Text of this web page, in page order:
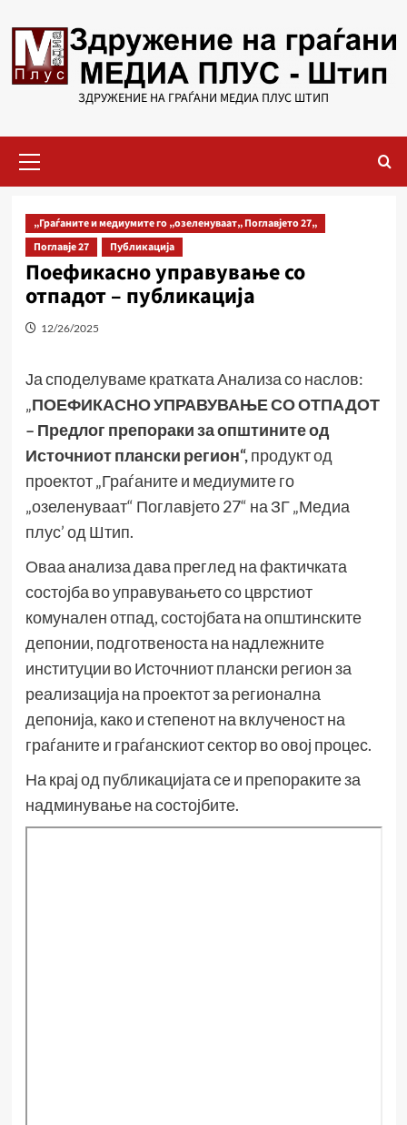
to
content
ЗДРУЖЕНИЕ НА ГРАЃАНИ МЕДИА ПЛУС ШТИП
Menu
„Граѓаните и медиумите го „озеленуваат„ Поглавјето 27„
Поглавје 27
Публикација
Поефикасно управување со
отпадот – публикација
12/26/2025
Ја споделуваме кратката Анализа со наслов:
„ПОЕФИКАСНО УПРАВУВАЊЕ СО ОТПАДОТ
– Предлог препораки за општините од
Источниот плански регион“,продукт од
проектот „Граѓаните и медиумите го
„озеленуваат“ Поглавјето 27“ на ЗГ „Медиа
плус’ од Штип.
Оваа анализа дава преглед на фактичката
состојба во управувањето со цврстиот
комунален отпад, состојбата на општинските
депонии, подготвеноста на надлежните
институции во Источниот плански регион за
реализација на проектот за регионална
депонија, како и степенот на вклученост на
граѓаните и граѓанскиот сектор во овој процес.
На крај од публикацијата се и препораките за
надминување на состојбите.